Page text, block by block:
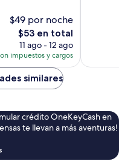
$49 por noche
El
precio
actual
es
de
$53
$53 en total
11 ago - 12 ago
impuestos y cargos
similares
crédito OneKeyCash en
te llevan a más aventuras!